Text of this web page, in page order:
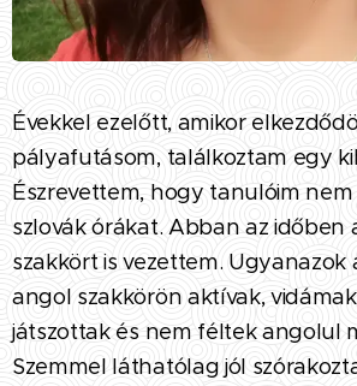
Évekkel ezelőtt, amikor
pályafutásom, találkoztam egy
Észrevettem, hogy tanulóim nem
szlovák órákat. Abban az időben
szakkört is vezettem. Ugyanazok
angol szakkörön aktívak,
játszottak és nem féltek angolul
Szemmel láthatólag jól